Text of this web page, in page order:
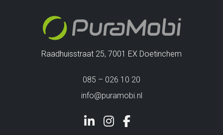
Raadhuisstraat 25, 7001 EX Doetinchem
085 – 026 10 20
info@puramobi.nl